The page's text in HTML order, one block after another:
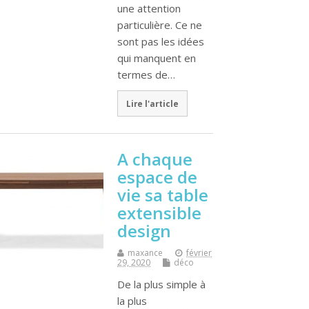
une attention
particulière. Ce ne
sont pas les idées
qui manquent en
termes de…
Lire l'article
A chaque
espace de
vie sa table
extensible
design
maxance
février
29, 2020
déco
De la plus simple à
la plus